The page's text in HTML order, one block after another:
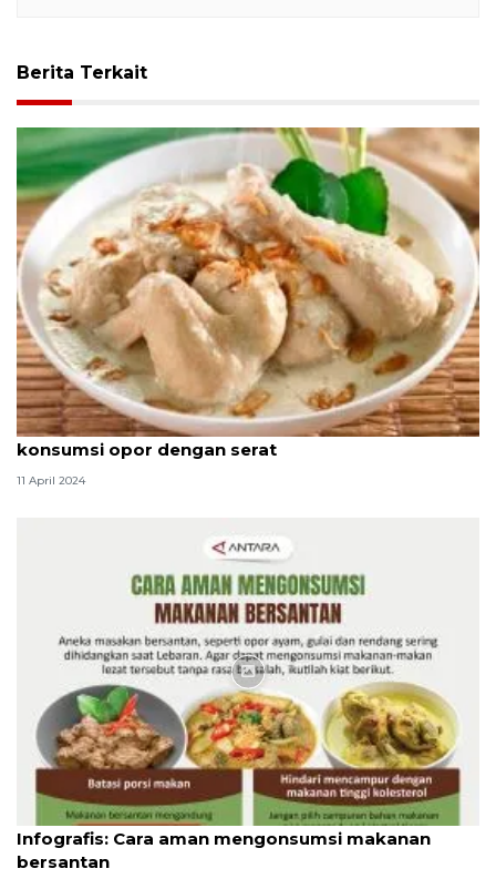
Berita Terkait
Pakar gizi sarankan masyarakat seimbangkan
konsumsi opor dengan serat
11 April 2024
Infografik
Infografis: Cara aman mengonsumsi makanan
bersantan